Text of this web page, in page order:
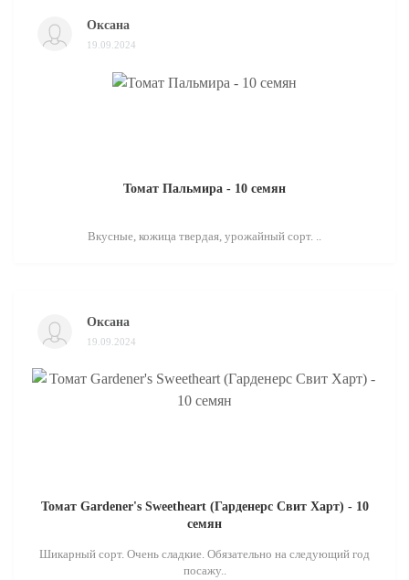
Оксана
19.09.2024
Томат Пальмира - 10 семян
Вкусные, кожица твердая, урожайный сорт. ..
Оксана
19.09.2024
Томат Gardener's Sweetheart (Гарденерс Свит Харт) - 10
семян
Шикарный сорт. Очень сладкие. Обязательно на следующий год
посажу..